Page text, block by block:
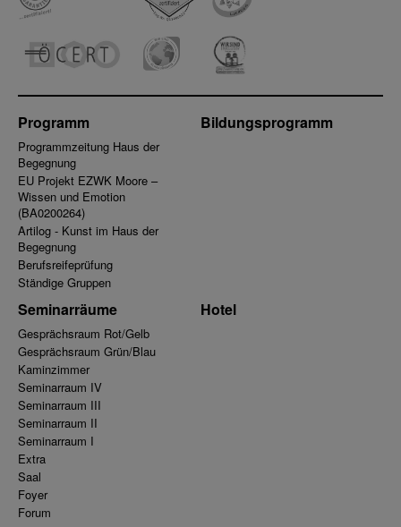
Programm
Programmzeitung Haus der
Begegnung
EU Projekt EZWK Moore –
Wissen und Emotion
(BA0200264)
Artilog - Kunst im Haus der
Begegnung
Berufsreifeprüfung
Ständige Gruppen
Bildungsprogramm
Seminarräume
Gesprächsraum Rot/Gelb
Gesprächsraum Grün/Blau
Kaminzimmer
Seminarraum IV
Seminarraum III
Seminarraum II
Seminarraum I
Extra
Saal
Foyer
Forum
Hotel